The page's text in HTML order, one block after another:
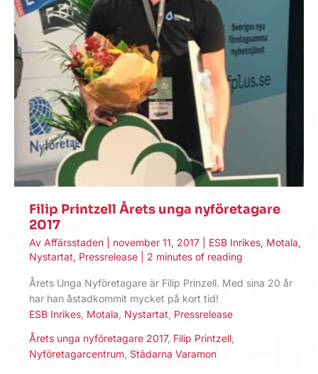
Filip Printzell Årets unga nyföretagare
2017
Av Affärsstaden november 11, 2017 ESB Inrikes, Motala,
Nystartat, Pressrelease 2 minutes of reading
Årets Unga Nyföretagare är Filip Prinzell. Med sina 20 år
har han åstadkommit mycket på kort tid!
ESB Inrikes Motala Nystartat Pressrelease
Årets unga nyföretagare 2017, Filip Printzell
Nyföretagarcentrum Städarna Varamon